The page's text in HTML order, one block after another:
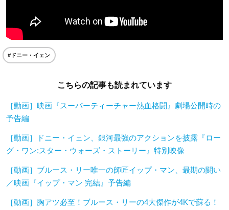
#ドニー・イェン
こちらの記事も読まれています
［動画］映画『スーパーティーチャー熱血格闘』劇場公開時の
予告編
［動画］ドニー・イェン、銀河最強のアクションを披露『ロー
グ・ワン:スター・ウォーズ・ストーリー』特別映像
［動画］ブルース・リー唯一の師匠イップ・マン、最期の闘い
／映画『イップ・マン 完結』予告編
［動画］胸アツ必至！ブルース・リーの4大傑作が4Kで蘇る！